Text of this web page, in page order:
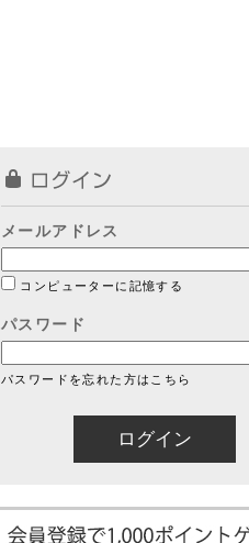
メールアドレス
コンピューターに記憶する
パスワード
パスワードを忘れた方はこちら